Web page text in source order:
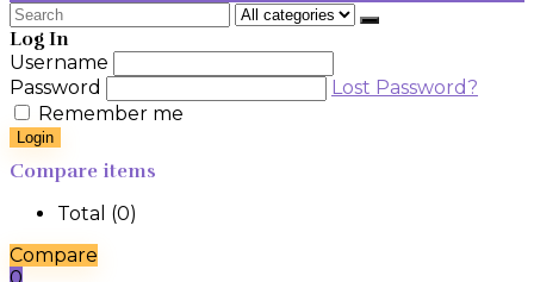
Search
for:
Log In
Username
Password
Lost Password?
Remember me
Login
Compare items
Total (0)
Compare